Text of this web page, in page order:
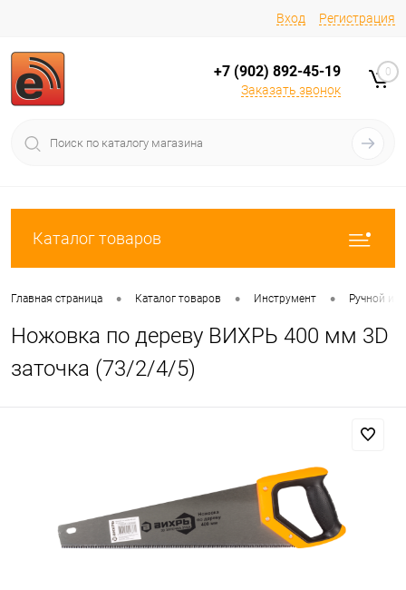
Вход Регистрация
+7 (902) 892-45-19
Заказать звонок
0
Каталог товаров
Главная страница • Каталог товаров • Инструмент • Ручной
Ножовка по дереву ВИХРЬ 400 мм 3D
заточка (73/2/4/5)